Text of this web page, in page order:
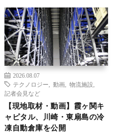
2026.08.07
テクノロジー
動画 物流施設
記者会見など
【現地取材・動画】霞ヶ関キ
ャピタル、川崎・東扇島の冷
凍自動倉庫を公開